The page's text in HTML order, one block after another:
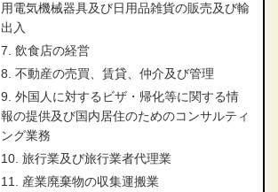
用電気機械器具及び日用品雑貨の販売及び輸
出入
7. 飲食店の経営
8. 不動産の売買、賃貸、仲介及び管理
9. 外国人に対するビザ・帰化等に関する情
報の提供及び国内居住のためのコンサルティ
ング業務
10. 旅行業及び旅行業者代理業
11. 産業廃棄物の収集運搬業